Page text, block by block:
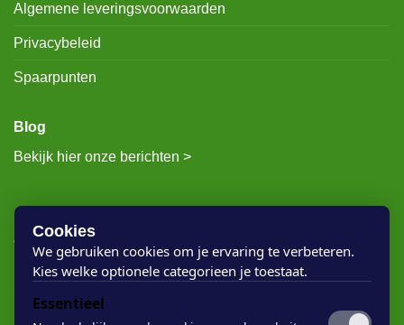
Algemene leveringsvoorwaarden
Privacybeleid
Spaarpunten
Blog
Bekijk hier onze berichten >
Rigostep Skylt
Rubio Monocoat Oil Plus 2c
Cookies
We gebruiken cookies om je ervaring te verbeteren.
Kies welke optionele categorieen je toestaat.
Essentieel